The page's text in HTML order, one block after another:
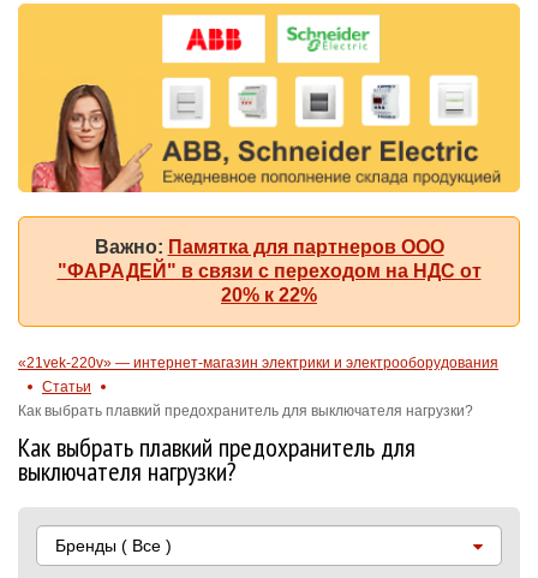
Важно: Памятка для партнеров ООО
"ФАРАДЕЙ" в связи с переходом на НДС от
20% к 22%
«21vek-220v» — интернет-магазин электрики и электрооборудования
Статьи
Как выбрать плавкий предохранитель для выключателя нагрузки?
Как выбрать плавкий предохранитель для
выключателя нагрузки?
Бренды ( Все )